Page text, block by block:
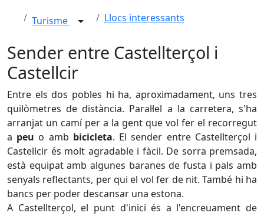
Turisme Llocs interessants
Sender entre Castellterçol i
Castellcir
Entre els dos pobles hi ha, aproximadament, uns tres
quilòmetres de distància. Paral·lel a la carretera, s'ha
arranjat un camí per a la gent que vol fer el recorregut
a peu o amb bicicleta. El sender entre Castellterçol i
Castellcir és molt agradable i fàcil. De sorra premsada,
està equipat amb algunes baranes de fusta i pals amb
senyals reflectants, per qui el vol fer de nit. També hi ha
bancs per poder descansar una estona.
A Castellterçol, el punt d'inici és a l'encreuament de